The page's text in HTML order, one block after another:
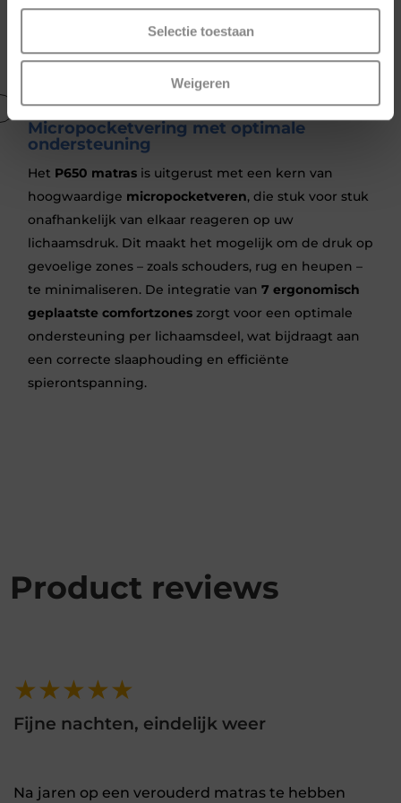
Selectie toestaan
Weigeren
Hypersupport-laag met keuzes tussen
hardhedenmedium/hard ofmedium/soft.
Micropocketvering met optimale
ondersteuning
Het P650 matrasis uitgerust met een kern van
hoogwaardige micropocketveren, die stuk voor stuk
onafhankelijk van elkaar reageren op uw
lichaamsdruk. Dit maakt het mogelijk om de druk op
gevoelige zones – zoals schouders, rug en heupen –
te minimaliseren. De integratie van 7 ergonomisch
geplaatste comfortzoneszorgt voor een optimale
ondersteuning per lichaamsdeel, wat bijdraagt aan
een correcte slaaphouding en efficiënte
spierontspanning.
Product reviews
★★★★★
Fijne nachten, eindelijk weer
Na jaren op een verouderd matras te hebben